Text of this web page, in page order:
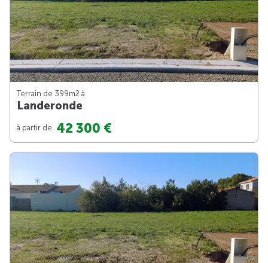
Terrain de 399m2 à
Landeronde
à partir de 42 300 €